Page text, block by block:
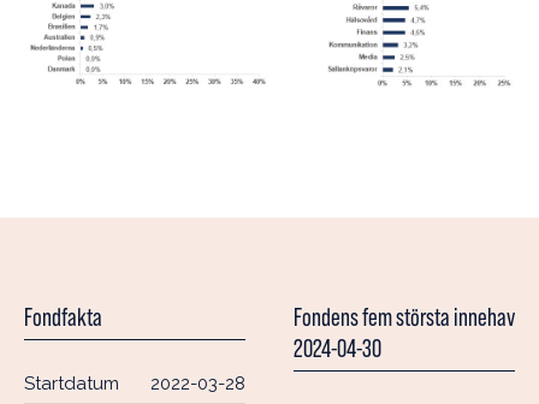
Fondfakta
Startdatum
2022-03-28
Fondens fem största innehav
2024-04-30